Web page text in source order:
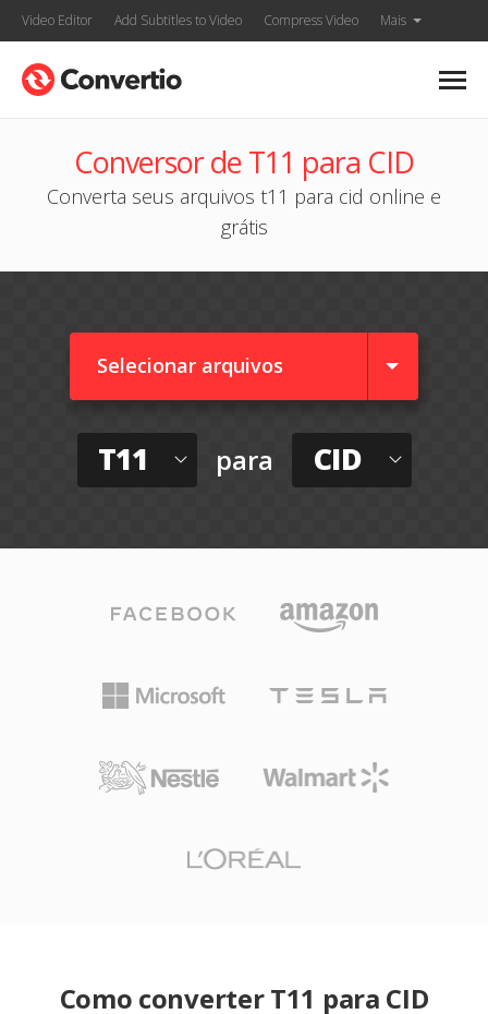
Video Editor Add Subtitles to Video Compress Video Mais
Conversor de T11 para CID
Converta seus arquivos t11 para cid online e
grátis
Selecionar arquivos
T11 para CID
Como converter T11 para CID